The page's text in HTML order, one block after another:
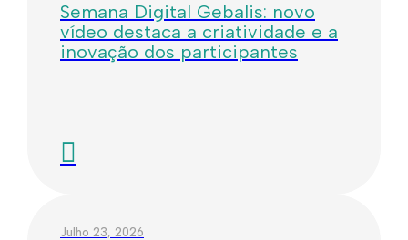
Semana Digital Gebalis: novo
vídeo destaca a criatividade e a
inovação dos participantes
Julho 23, 2026